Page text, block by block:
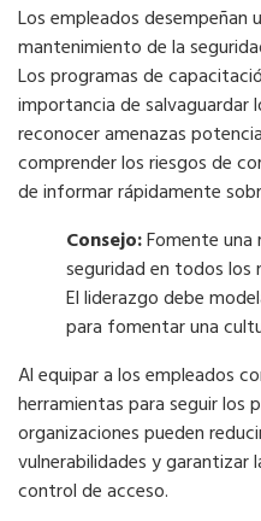
Los empleados desempeñan
mantenimiento de la
Los programas de
importancia de salvaguardar
reconocer amenazas
comprender los riesgos de
de informar rápidamente
Consejo:Fomente
seguridad en todos los
El liderazgo debe
para fomentar una
Al equipar a los empleados
herramientas para seguir los
organizaciones pueden
vulnerabilidades y garantizar
control de acceso.